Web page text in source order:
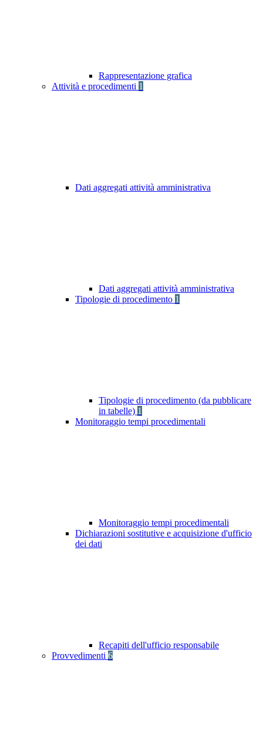
Rappresentazione grafica
Attività e procedimenti 1
Dati aggregati attività amministrativa
Dati aggregati attività amministrativa
Tipologie di procedimento 1
Tipologie di procedimento (da pubblicare
in tabelle) 1
Monitoraggio tempi procedimentali
Monitoraggio tempi procedimentali
Dichiarazioni sostitutive e acquisizione d'ufficio
dei dati
Recapiti dell'ufficio responsabile
Provvedimenti 6